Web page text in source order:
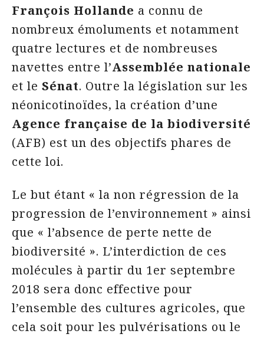
François Hollande a connu de
nombreux émoluments et notamment
quatre lectures et de nombreuses
navettes entre l’Assemblée nationale
et le Sénat. Outre la législation sur les
néonicotinoïdes, la création d’une
Agence française de la biodiversité
(AFB) est un des objectifs phares de
cette loi.
Le but étant « la non régression de la
progression de l’environnement » ainsi
que « l’absence de perte nette de
biodiversité ». L’interdiction de ces
molécules à partir du 1er septembre
2018 sera donc effective pour
l’ensemble des cultures agricoles, que
cela soit pour les pulvérisations ou le